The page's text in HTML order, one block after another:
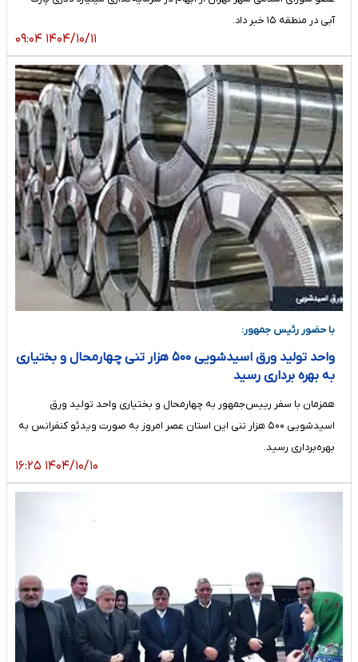
آبی در منطقه ۱۵ خبر داد.
۱۴۰۴/۱۰/۱۱ ۰۹:۰۴
با حضور رئیس جمهور:
واحد تولید ورق اسیدشویی ۵۰۰ هزار تنی چهارمحال و بختیاری
به بهره برداری رسید
همزمان با سفر رییس‌جمهور به چهارمحال و بختیاری واحد تولید ورق
اسیدشویی ۵۰۰ هزار تنی این استان عصر امروز به صورت ویدئو کنفرانس به
بهره‌برداری رسید.
۱۴۰۴/۱۰/۱۰ ۱۶:۲۵